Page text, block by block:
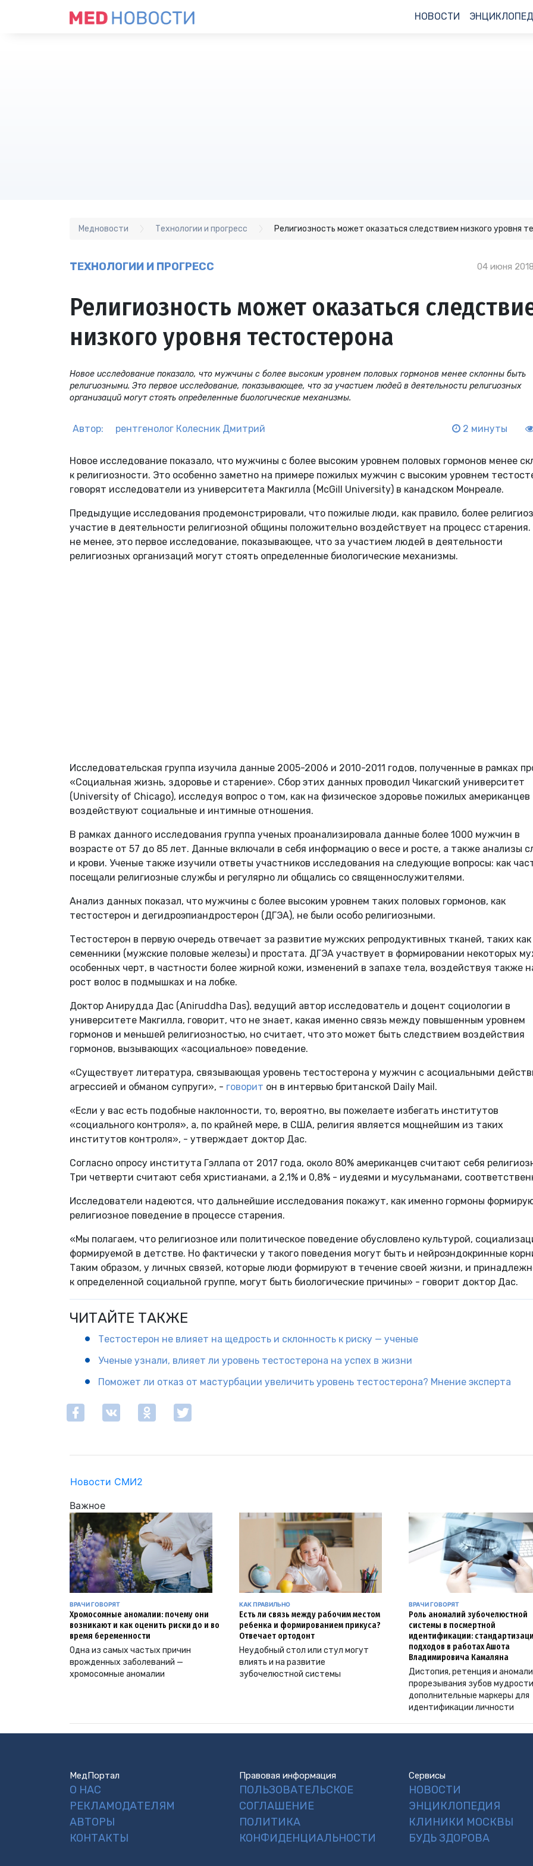
НОВОСТИ
Медновости Технологии и прогресс Религиозность может оказаться следствием низкого уровня
ТЕХНОЛОГИИ И ПРОГРЕСС 04 июня
Религиозность может оказаться
низкого уровня тестостерона
Новое исследование показало, что мужчины с более высоким уровнем половых гормонов менее склонны быть
религиозными. Это первое исследование, показывающее, что за участием людей в деятельности религиозных
организаций могут стоять определенные биологические механизмы.
Автор: рентгенолог Колесник Дмитрий 2 минуты
Новое исследование показало, что мужчины с более высоким уровнем половых гормонов менее
к религиозности. Это особенно заметно на примере пожилых мужчин с высоким уровнем
говорят исследователи из университета Макгилла (McGill University) в канадском Монреале.
Предыдущие исследования продемонстрировали, что пожилые люди, как правило, более
участие в деятельности религиозной общины положительно воздействует на процесс старения.
не менее, это первое исследование, показывающее, что за участием людей в деятельности
религиозных организаций могут стоять определенные биологические механизмы.
Исследовательская группа изучила данные 2005-2006 и 2010-2011 годов, полученные в рамках
«Социальная жизнь, здоровье и старение». Сбор этих данных проводил Чикагский университет
(University of Chicago), исследуя вопрос о том, как на физическое здоровье пожилых американцев
воздействуют социальные и интимные отношения.
В рамках данного исследования группа ученых проанализировала данные более 1000 мужчин в
возрасте от 57 до 85 лет. Данные включали в себя информацию о весе и росте, а также анализы
и крови. Ученые также изучили ответы участников исследования на следующие вопросы: как
посещали религиозные службы и регулярно ли общались со священнослужителями.
Анализ данных показал, что мужчины с более высоким уровнем таких половых гормонов, как
тестостерон и дегидроэпиандростерон (ДГЭА), не были особо религиозными.
Тестостерон в первую очередь отвечает за развитие мужских репродуктивных тканей, таких как
семенники (мужские половые железы) и простата. ДГЭА участвует в формировании некоторых
особенных черт, в частности более жирной кожи, изменений в запахе тела, воздействуя также
рост волос в подмышках и на лобке.
Доктор Анирудда Дас (Aniruddha Das), ведущий автор исследователь и доцент социологии в
университете Макгилла, говорит, что не знает, какая именно связь между повышенным уровнем
гормонов и меньшей религиозностью, но считает, что это может быть следствием воздействия
гормонов, вызывающих «асоциальное» поведение.
«Существует литература, связывающая уровень тестостерона у мужчин с асоциальными
агрессией и обманом супруги», - говорит он в интервью британской Daily Mail.
«Если у вас есть подобные наклонности, то, вероятно, вы пожелаете избегать институтов
«социального контроля», а, по крайней мере, в США, религия является мощнейшим из таких
институтов контроля», - утверждает доктор Дас.
Согласно опросу института Гэллапа от 2017 года, около 80% американцев считают себя
Три четверти считают себя христианами, а 2,1% и 0,8% - иудеями и мусульманами,
Исследователи надеются, что дальнейшие исследования покажут, как именно гормоны
религиозное поведение в процессе старения.
«Мы полагаем, что религиозное или политическое поведение обусловлено культурой,
формируемой в детстве. Но фактически у такого поведения могут быть и нейроэндокринные
Таким образом, у личных связей, которые люди формируют в течение своей жизни, и
к определенной социальной группе, могут быть биологические причины» - говорит доктор Дас.
ЧИТАЙТЕ ТАКЖЕ
Тестостерон не влияет на щедрость и склонность к риску — ученые
Ученые узнали, влияет ли уровень тестостерона на успех в жизни
Поможет ли отказ от мастурбации увеличить уровень тестостерона? Мнение эксперта
Новости СМИ2
Важное
ВРАЧИ ГОВОРЯТ
Хромосомные аномалии: почему они
возникают и как оценить риски до и во
время беременности
Одна из самых частых причин
врожденных заболеваний —
хромосомные аномалии
КАК ПРАВИЛЬНО
Есть ли связь между рабочим местом
ребенка и формированием прикуса?
Отвечает ортодонт
Неудобный стол или стул могут
влиять и на развитие
зубочелюстной системы
ВРАЧИ ГОВОРЯТ
Роль аномалий зубочелюстной
системы в посмертной
идентификации:
подходов в работах Ашота
Владимировича Камаляна
Дистопия, ретенция и
прорезывания зубов
дополнительные маркеры для
идентификации личности
МедПортал
О НАС
РЕКЛАМОДАТЕЛЯМ
АВТОРЫ
КОНТАКТЫ
Правовая информация
ПОЛЬЗОВАТЕЛЬСКОЕ
СОГЛАШЕНИЕ
ПОЛИТИКА
КОНФИДЕНЦИАЛЬНОСТИ
Сервисы
НОВОСТИ
ЭНЦИКЛОПЕДИЯ
КЛИНИКИ МОСКВЫ
БУДЬ ЗДОРОВА